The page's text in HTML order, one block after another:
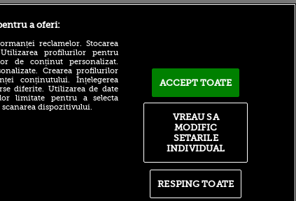
a oferi:
reclamelor. Stocarea
profilurilor pentru
de conținut personalizat.
Crearea profilurilor
conținutului. Înțelegerea
diferite. Utilizarea de date
limitate pentru a selecta
dispozitivului.
ACCEPT TOATE
RESPING TOATE
VREAU SA
MODIFIC
SETARILE
INDIVIDUAL